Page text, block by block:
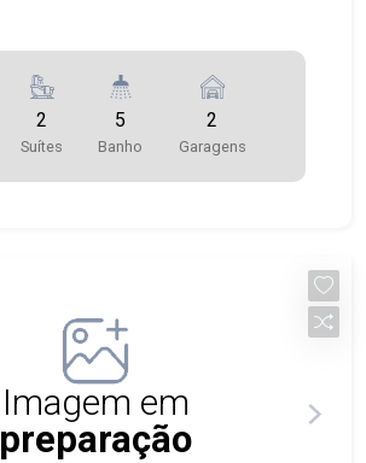
2
Suítes
5
Banho
2
Garagens
Imagem em
preparação